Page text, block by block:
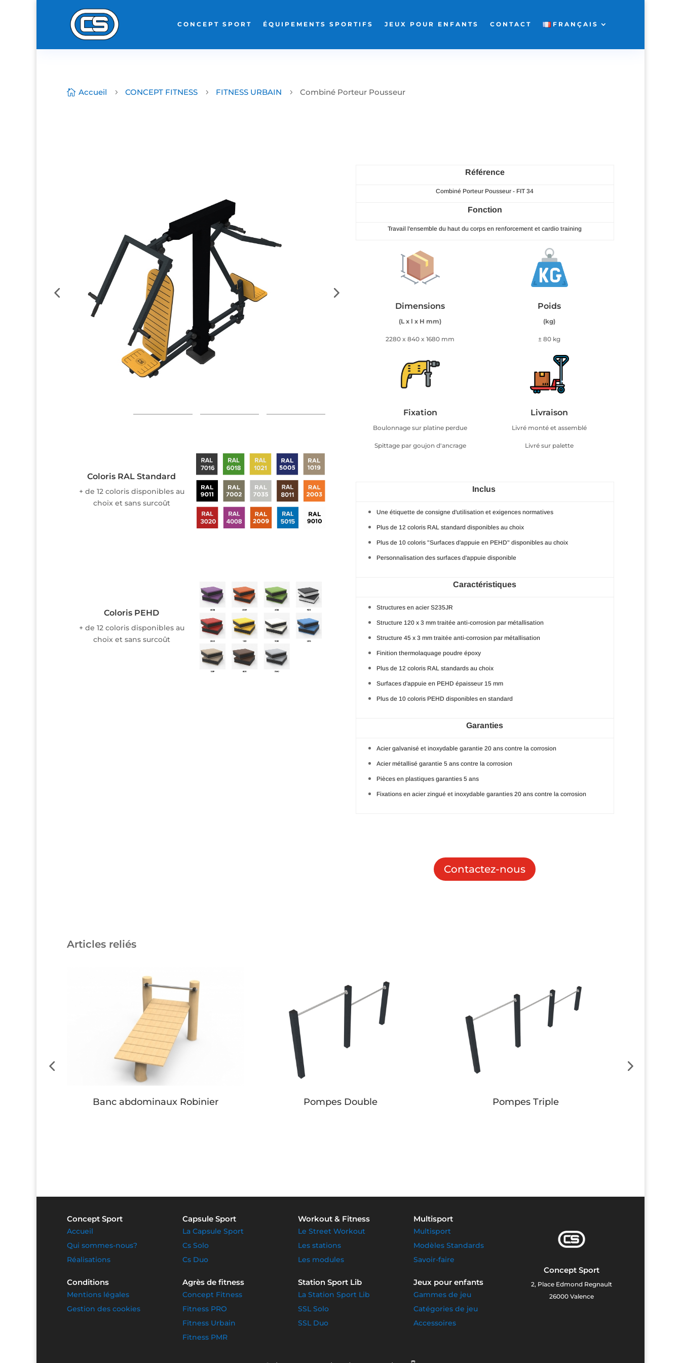
CONCEPT SPORT ÉQUIPEMENTS SPORTIFS JEUX POUR ENFANTS CONTACT FRANÇAIS
 Accueil 5 CONCEPT FITNESS 5 FITNESS URBAIN 5 Combiné Porteur Pousseur
Coloris RAL Standard
+ de 12 coloris disponibles au
choix et sans surcoût
Coloris PEHD
+ de 12 coloris disponibles au
choix et sans surcoût
Référence
Combiné Porteur Pousseur - FIT 34
Fonction
Travail l'ensemble du haut du corps en renforcement et cardio training
Dimensions
(L x l x H mm)
2280 x 840 x 1680 mm
Fixation
Boulonnage sur platine perdue
Spittage par goujon d'ancrage
Poids
(kg)
± 80 kg
Livraison
Livré monté et assemblé
Livré sur palette
Inclus
Une étiquette de consigne d'utilisation et exigences normatives
Plus de 12 coloris RAL standard disponibles au choix
Plus de 10 coloris "Surfaces d'appuie en PEHD" disponibles au choix
Personnalisation des surfaces d'appuie disponible
Caractéristiques
Structures en acier S235JR
Structure 120 x 3 mm traitée anti-corrosion par métallisation
Structure 45 x 3 mm traitée anti-corrosion par métallisation
Finition thermolaquage poudre époxy
Plus de 12 coloris RAL standards au choix
Surfaces d'appuie en PEHD épaisseur 15 mm
Plus de 10 coloris PEHD disponibles en standard
Garanties
Acier galvanisé et inoxydable garantie 20 ans contre la corrosion
Acier métallisé garantie 5 ans contre la corrosion
Pièces en plastiques garanties 5 ans
Fixations en acier zingué et inoxydable garanties 20 ans contre la corrosion
Contactez-nous
Articles reliés
Banc abdominaux Robinier Pompes Double Pompes Triple
Concept Sport
Accueil
Qui sommes-nous?
Réalisations
Conditions
Mentions légales
Gestion des cookies
Capsule Sport
La Capsule Sport
Cs Solo
Cs Duo
Agrès de fitness
Concept Fitness
Fitness PRO
Fitness Urbain
Fitness PMR
Workout & Fitness
Le Street Workout
Les stations
Les modules
Station Sport Lib
La Station Sport Lib
SSL Solo
SSL Duo
Multisport
Multisport
Modèles Standards
Savoir-faire
Jeux pour enfants
Gammes de jeu
Catégories de jeu
Accessoires
Concept Sport
2, Place Edmond Regnault
26000 Valence